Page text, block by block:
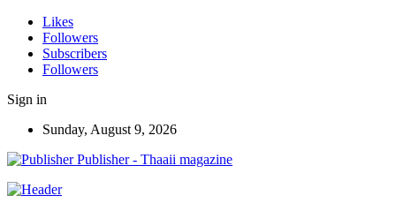
Likes
Followers
Subscribers
Followers
Sign in
Sunday, August 9, 2026
Publisher - Thaaii magazine